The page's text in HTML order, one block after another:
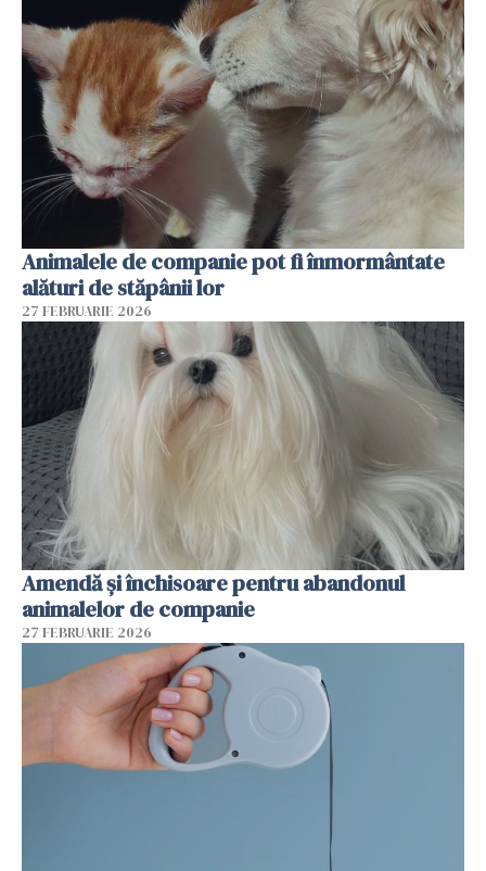
Animalele de companie pot fi înmormântate
alături de stăpânii lor
27 FEBRUARIE 2026
Amendă și închisoare pentru abandonul
animalelor de companie
27 FEBRUARIE 2026